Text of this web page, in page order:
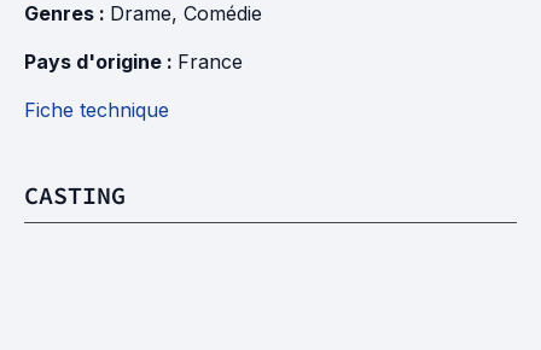
Genres : Drame, Comédie
Pays d'origine : France
Fiche technique
CASTING